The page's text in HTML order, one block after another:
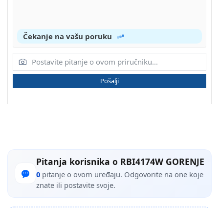
Čekanje na vašu poruku
Pošalji
Pitanja korisnika o RBI4174W GORENJE
0 pitanje o ovom uređaju. Odgovorite na one koje
znate ili postavite svoje.